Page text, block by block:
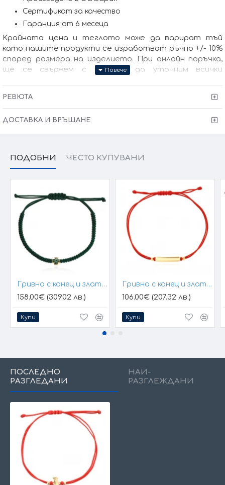
Сертификат за качество
Гаранция от 6 месеца
Kрайната цена и теглото може да варират тъй
като нашите продукти се изработват ръчно +/- 10%
според размера на изделието. При онлайн поръчка,
ще се свържем с Вас, за да уточним всички
РЕВЮТА
ДОСТАВКА И ВРЪЩАНЕ
ПОДОБНИ ЧЕСТО КУПУВАНИ
Гривна с конец и златен елемент кръст
158.00€ (309.02 лв.)
Купи
Гривна с конец и златна плочка за гравиране
106.00€ (207.32 лв.)
Купи
ПОСЛЕДНО
РАЗГЛЕДАНИ
НАЙ-
РАЗГЛЕЖДАНИ